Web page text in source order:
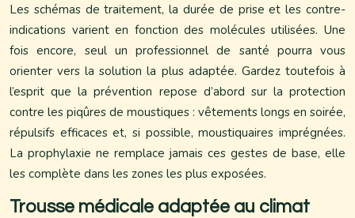
Les schémas de traitement, la durée de prise et les contre-
indications varient en fonction des molécules utilisées. Une
fois encore, seul un professionnel de santé pourra vous
orienter vers la solution la plus adaptée. Gardez toutefois à
l’esprit que la prévention repose d’abord sur la protection
contre les piqûres de moustiques : vêtements longs en soirée,
répulsifs efficaces et, si possible, moustiquaires imprégnées.
La prophylaxie ne remplace jamais ces gestes de base, elle
les complète dans les zones les plus exposées.
Trousse médicale adaptée au climat